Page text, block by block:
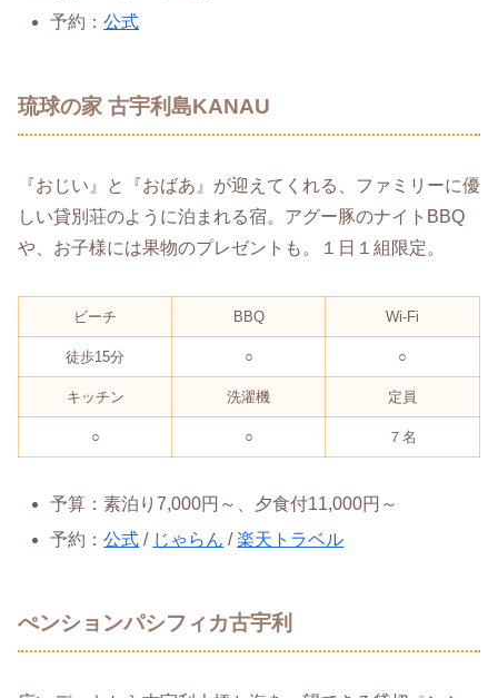
予約：公式
琉球の家 古宇利島KANAU
『おじい』と『おばあ』が迎えてくれる、ファミリーに優
しい貸別荘のように泊まれる宿。アグー豚のナイトBBQ
や、お子様には果物のプレゼントも。１日１組限定。
ビーチ BBQ Wi-Fi
徒歩15分 ○ ○
キッチン 洗濯機 定員
○ ○ ７名
予算：素泊り7,000円～、夕食付11,000円～
予約：公式 / じゃらん /楽天トラベル
ぺンションパシフィカ古宇利